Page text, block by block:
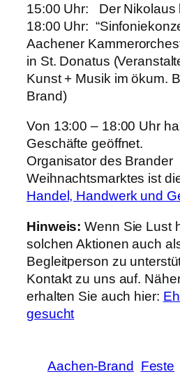
15:00 Uhr: Der Nikolaus
18:00 Uhr:
Aachener
in St. Donatus
Kunst + Musik im ökum.
Brand)
Von 13:00 – 18:00 Uhr
Geschäfte geöffnet.
Organisator des Brander
Weihnachtsmarktes ist
Handel, Handwerk und
Hinweis: Wenn Sie Lust
solchen Aktionen auch
Begleitperson zu
Kontakt zu uns auf.
erhalten Sie auch hier:
gesucht
Aachen-Brand Feste